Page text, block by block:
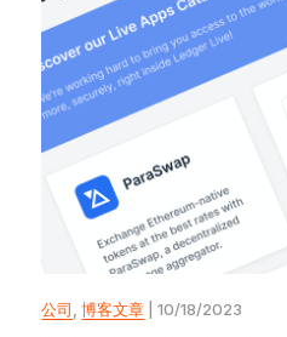
公司 ,博客文章 | 10/18/2023